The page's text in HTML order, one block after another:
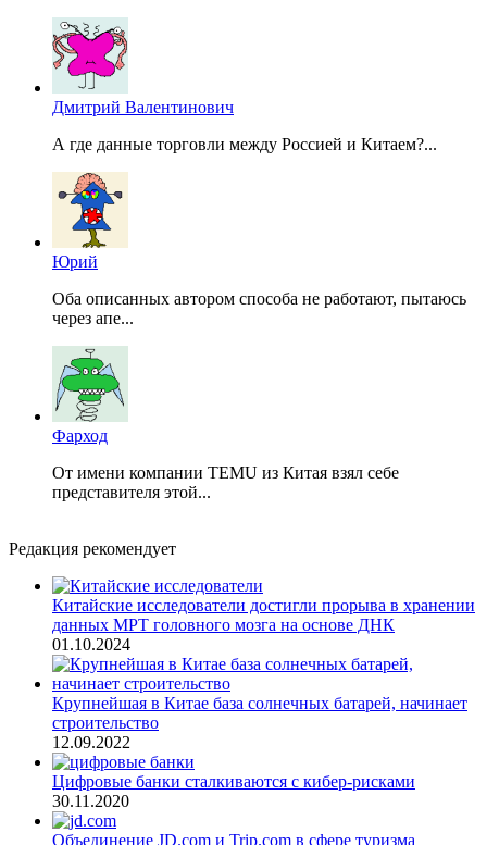
Дмитрий Валентинович
А где данные торговли между Россией и Китаем?...
Юрий
Оба описанных автором способа не работают, пытаюсь
через апе...
Фарход
От имени компании TEMU из Китая взял себе
представителя этой...
Редакция рекомендует
Китайские исследователи достигли прорыва в хранении
данных МРТ головного мозга на основе ДНК
01.10.2024
Крупнейшая в Китае база солнечных батарей, начинает
строительство
12.09.2022
Цифровые банки сталкиваются с кибер-рисками
30.11.2020
Объединение JD.com и Trip.com в сфере туризма